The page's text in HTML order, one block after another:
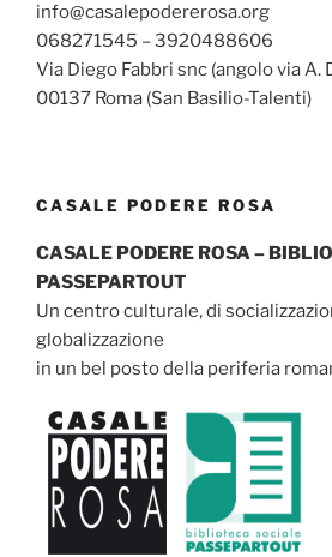
info@casalepodererosa.org
068271545 – 3920488606
Via Diego Fabbri snc (angolo via A.
00137 Roma (San Basilio-Talenti)
CASALE PODERE ROSA
CASALE PODERE ROSA –
PASSEPARTOUT
Un centro culturale, di
globalizzazione
in un bel posto della periferia